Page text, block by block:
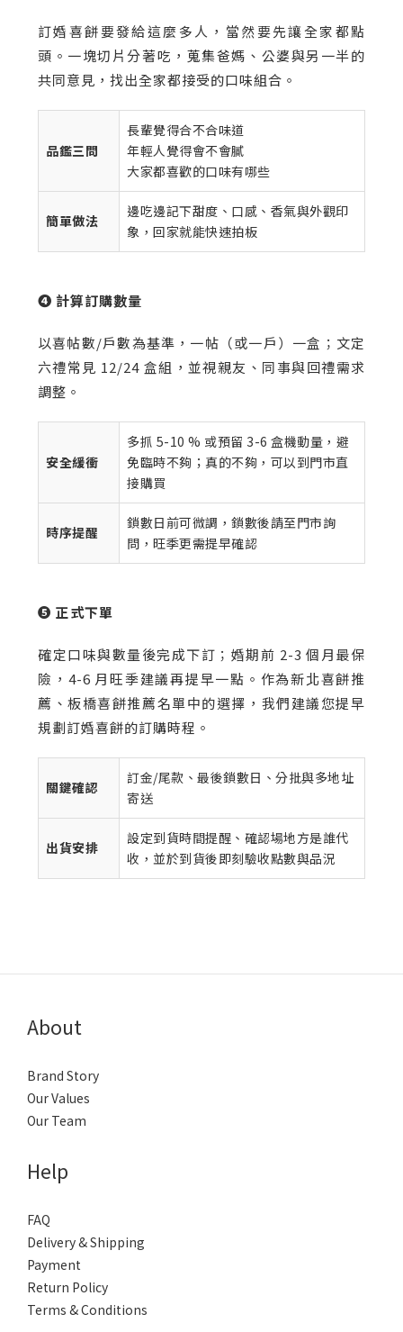
訂婚喜餅要發給這麼多人，當然要先讓全家都點
頭。一塊切片分著吃，蒐集爸媽、公婆與另一半的
共同意見，找出全家都接受的口味組合。
品鑑三問
長輩覺得合不合味道
年輕人覺得會不會膩
大家都喜歡的口味有哪些
簡單做法
邊吃邊記下甜度、口感、香氣與外觀印
象，回家就能快速拍板
❹ 計算訂購數量
以喜帖數/戶數為基準，一帖（或一戶）一盒；文定
六禮常見 12/24 盒組，並視親友、同事與回禮需求
調整。
安全緩衝
多抓 5-10 % 或預留 3-6 盒機動量，避
免臨時不夠；真的不夠，可以到門市直
接購買
時序提醒
鎖數日前可微調，鎖數後請至門市詢
問，旺季更需提早確認
❺ 正式下單
確定口味與數量後完成下訂；婚期前 2-3 個月最保
險，4-6 月旺季建議再提早一點。作為新北喜餅推
薦、板橋喜餅推薦名單中的選擇，我們建議您提早
規劃訂婚喜餅的訂購時程。
關鍵確認
訂金/尾款、最後鎖數日、分批與多地址
寄送
出貨安排
設定到貨時間提醒、確認場地方是誰代
收，並於到貨後即刻驗收點數與品況
About
Brand Story
Our Values
Our Team
Help
FAQ
Delivery & Shipping
Payment
Return Policy
Terms & Conditions